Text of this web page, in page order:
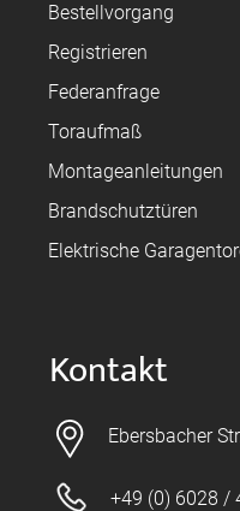
Bestellvorgang
Registrieren
Federanfrage
Toraufmaß
Montageanleitungen
Brandschutztüren
Elektrische
Kontakt
Ebersbacher
+49 (0) 6028 /